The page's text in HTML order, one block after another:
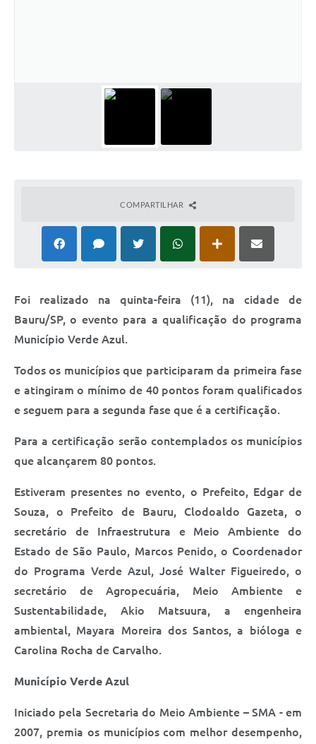
Educação
Infraestrutura
Saúde
Plano de Contingência 2024-2025 Lins/SP
Tributos
COMPARTILHAR
Foi realizado na quinta-feira (11), na cidade de
Bauru/SP, o evento para a qualificação do programa
Município Verde Azul.
Todos os municípios que participaram da primeira fase
e atingiram o mínimo de 40 pontos foram qualificados
e seguem para a segunda fase que é a certificação.
Para a certificação serão contemplados os municípios
que alcançarem 80 pontos.
Estiveram presentes no evento, o Prefeito, Edgar de
Souza, o Prefeito de Bauru, Clodoaldo Gazeta, o
secretário de Infraestrutura e Meio Ambiente do
Estado de São Paulo, Marcos Penido, o Coordenador
do Programa Verde Azul, José Walter Figueiredo, o
secretário de Agropecuária, Meio Ambiente e
Sustentabilidade, Akio Matsuura, a engenheira
ambiental, Mayara Moreira dos Santos, a bióloga e
Carolina Rocha de Carvalho.
Município Verde Azul
Iniciado pela Secretaria do Meio Ambiente – SMA - em
2007, premia os municípios com melhor desempenho,